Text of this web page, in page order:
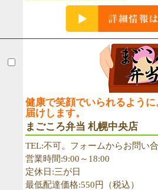
健康で笑顔でいられるよう
届けします。
まごころ弁当 札幌中央店
TEL:不可。フォームからお問い
営業時間:9:00～18:00
定休日:三が日
最低配達価格:550円（税込）